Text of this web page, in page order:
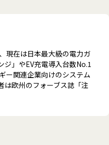
現在は日本最大級の電力ガ
ジ」やEV充電導入台数No.1
ー関連企業向けのシステム
は欧州のフォーブス誌「注